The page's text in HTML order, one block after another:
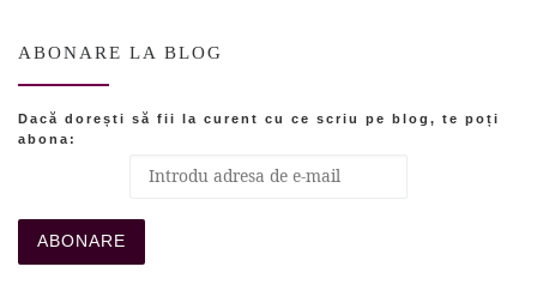
ABONARE LA BLOG
Dacă dorești să fii la curent cu ce scriu pe blog, te poți
abona: